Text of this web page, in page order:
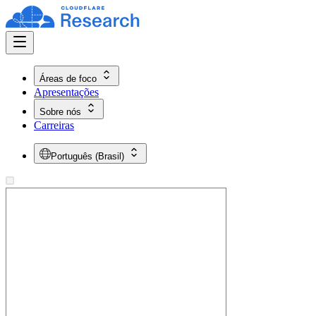
Áreas de foco
Apresentações
Sobre nós
Carreiras
Português (Brasil)